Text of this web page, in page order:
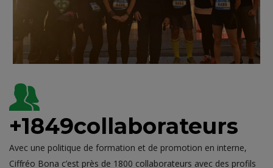
+1850collaborateurs
Avec une politique de formation et de promotion en interne,
Ciffréo Bona c’est près de 1800 collaborateurs avec des profils